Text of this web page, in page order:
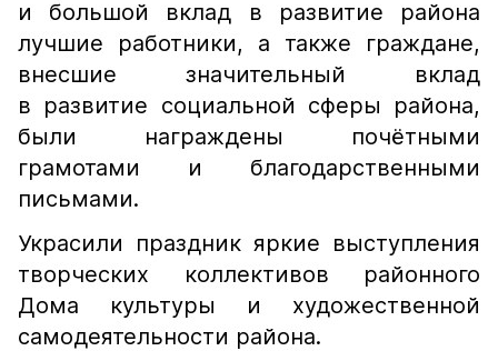
и большой вклад в развитие района
лучшие работники, а также граждане,
внесшие значительный вклад
в развитие социальной сферы района,
были награждены почётными
грамотами и благодарственными
письмами.
Украсили праздник яркие выступления
творческих коллективов районного
Дома культуры и художественной
самодеятельности района.